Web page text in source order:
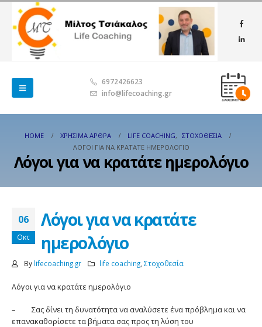
6972426623
info@lifecoaching.gr
HOME ΧΡΉΣΙΜΑ ΆΡΘΡΑ LIFE COACHING, ΣΤΟΧΟΘΕΣΊΑ
ΛΌΓΟΙ ΓΙΑ ΝΑ ΚΡΑΤΆΤΕ ΗΜΕΡΟΛΌΓΙΟ
Λόγοι για να κρατάτε ημερολόγιο
06
Οκτ
Λόγοι για να κρατάτε
ημερολόγιο
By lifecoaching.gr life coaching,Στοχοθεσία
Λόγοι για να κρατάτε ημερολόγιο
– Σας δίνει τη δυνατότητα να αναλύσετε ένα πρόβλημα και να
επανακαθορίσετε τα βήματα σας προς τη λύση του